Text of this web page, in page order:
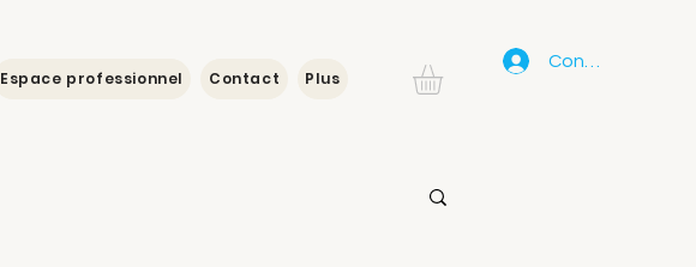
Espace professionnel Contact Plus
Connexion